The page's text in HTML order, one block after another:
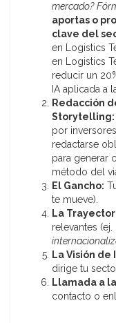
mercado?
aportas o
clave del
en Logistics
en Logistics
reducir un
IA aplicada a
Redacción
Storytelling:
por
redactarse
para generar
método del
El Gancho:
te mueve).
La
relevantes (ej.
La Visión de
dirige tu
Llamada a
contacto o